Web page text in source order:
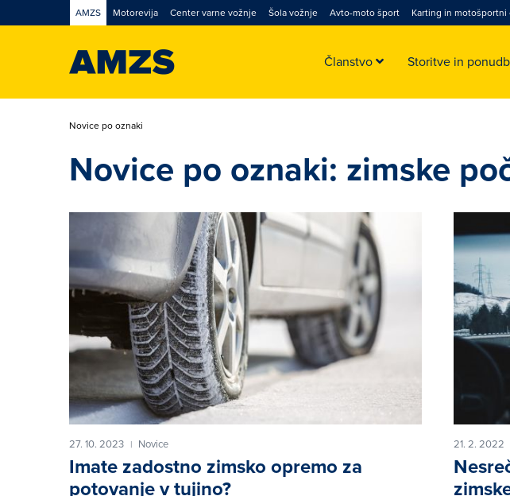
AMZS Motorevija Center varne vožnje Šola vožnje Avto-moto šport Karting in motošportni
Članstvo Storitve in
Novice po oznaki
Novice po oznaki: zimske
27. 10. 2023 | Novice
Imate zadostno zimsko opremo za
potovanje v tujino?
21. 2. 2022